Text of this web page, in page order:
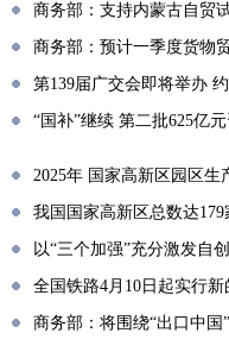
商务部：支持内蒙古自贸
商务部：预计一季度货物
第139届广交会即将举办
“国补”继续 第二批625亿
2025年 国家高新区园区生
我国国家高新区总数达179
以“三个加强”充分激发自
全国铁路4月10日起实行新
商务部：将围绕“出口中